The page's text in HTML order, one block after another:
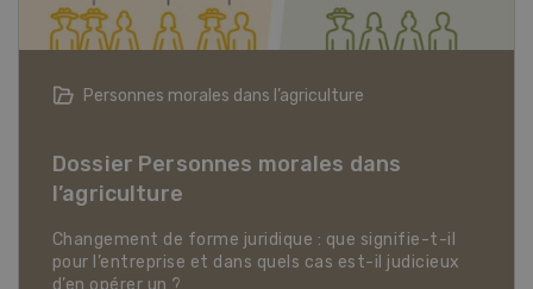
Articles biologiques
Dossier Articles biologiques